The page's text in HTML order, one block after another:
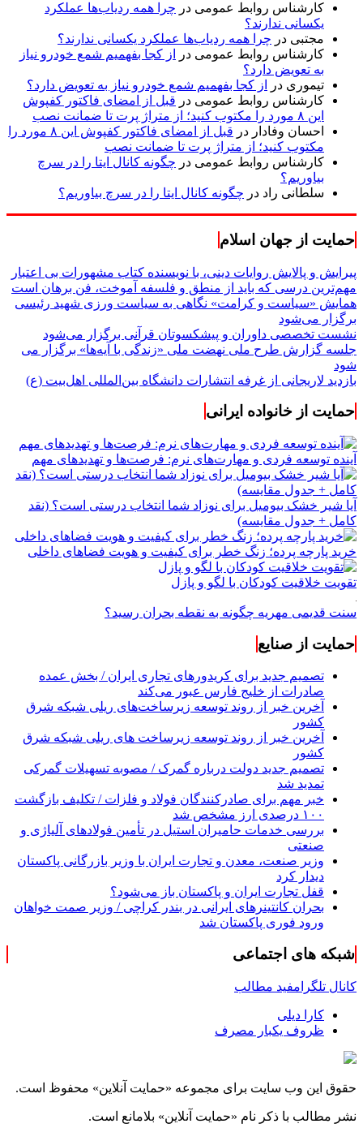
کارشناس روابط عمومی در چرا همه ردیاب‌ها عملکرد
یکسانی ندارند؟
مجتبی در چرا همه ردیاب‌ها عملکرد یکسانی ندارند؟
کارشناس روابط عمومی در
از کجا بفهمیم شمع خودرو نیاز
به تعویض دارد؟
تیموری در
از کجا بفهمیم شمع خودرو نیاز به تعویض دارد؟
کارشناس روابط عمومی در قبل از امضای فاکتور کفپوش
این ۸ مورد را مکتوب کنید؛ از متراژ پرت تا ضمانت نصب
احسان وفادار در
قبل از امضای فاکتور کفپوش این ۸ مورد را
مکتوب کنید؛ از متراژ پرت تا ضمانت نصب
کارشناس روابط عمومی در چگونه کانال ایتا را در سرچ
بیاوریم؟
سلطانی راد در چگونه کانال ایتا را در سرچ بیاوریم؟
حمایت از جهان اسلام
پیرایش و پالایش روایات دینی، با نویسنده کتاب مشهورات بی اعتبار
مهم‌ترین درسی که باید از منطق و فلسفه آموخت، فن برهان است
همایش «سیاست و کرامت» نگاهی به سیاست ورزی شهید رئیسی
برگزار می‌شود
نشست تخصصی داوران و پیشکسوتان قرآنی برگزار می‌شود
جلسه گزارش طرح ملی نهضت ملی «زندگی با آیه‌ها» برگزار می
شود
بازدید لاریجانی از غرفه انتشارات دانشگاه بین‌المللی اهل‌بیت (ع)
حمایت از خانواده ایرانی
آینده توسعه فردی و مهارت‌های نرم: فرصت‌ها و تهدیدهای مهم
آیا شیر خشک بیومیل برای نوزاد شما انتخاب درستی است؟ (نقد
کامل + جدول مقایسه)
خرید پارچه پرده؛ زنگ خطر برای کیفیت و هویت فضاهای داخلی
تقویت خلاقیت کودکان با لگو و پازل
سنت قدیمی مهریه چگونه به نقطه بحران رسید؟
حمایت از صنایع
تصمیم جدید برای کریدورهای تجاری ایران / بخش عمده
صادرات از خلیج فارس عبور می‌کند
آخرین خبر از روند توسعه زیرساخت‌های ریلی شبکه شرق
کشور
آخرین خبر از روند توسعه زیرساخت های ریلی شبکه شرق
کشور
تصمیم جدید دولت درباره گمرک / مصوبه تسهیلات گمرکی
تمدید شد
خبر مهم برای صادرکنندگان فولاد و فلزات / تکلیف بازگشت
۱۰۰ درصدی ارز مشخص شد
بررسی خدمات حامیران استیل در تأمین فولادهای آلیاژی و
صنعتی
وزیر صنعت، معدن و تجارت ایران با وزیر بازرگانی پاکستان
دیدار کرد
قفل تجارت ایران و پاکستان باز می‌شود؟
بحران کانتینر‌های ایرانی در بندر کراچی / وزیر صمت خواهان
ورود فوری پاکستان شد
شبکه های اجتماعی
کانال تلگرامفید مطالب
کارا دیلی
ظروف یکبار مصرف
حقوق این وب سایت برای مجموعه «حمایت‌ آنلاین» محفوظ است.
نشر مطالب با ذکر نام «حمایت‌ آنلاین» بلامانع است.